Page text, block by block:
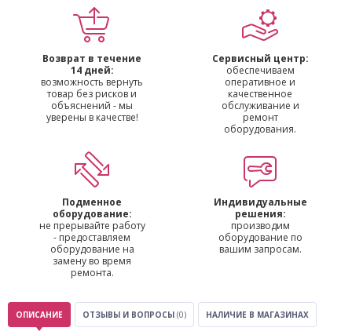
Возврат в течение
14 дней:
возможность вернуть
товар без рисков и
объяснений - мы
уверены в качестве!
Сервисный центр:
обеспечиваем
оперативное и
качественное
обслуживание и
ремонт
оборудования.
Подменное
оборудование:
не прерывайте работу
- предоставляем
оборудование на
замену во время
ремонта.
Индивидуальные
решения:
производим
оборудование по
вашим запросам.
ОПИСАНИЕ ОТЗЫВЫ И ВОПРОСЫ (0) НАЛИЧИЕ В МАГАЗИНАХ